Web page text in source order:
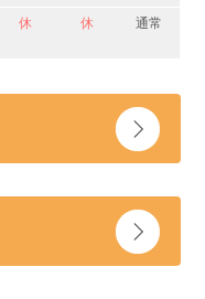
休 休 通常